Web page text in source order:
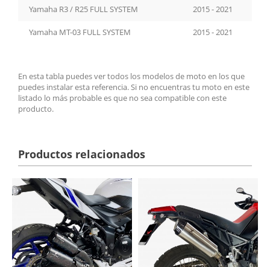
Yamaha R3 / R25 FULL SYSTEM 2015 - 2021
Yamaha MT-03 FULL SYSTEM 2015 - 2021
En esta tabla puedes ver todos los modelos de moto en los que
puedes instalar esta referencia. Si no encuentras tu moto en este
listado lo más probable es que no sea compatible con este
producto.
Productos relacionados